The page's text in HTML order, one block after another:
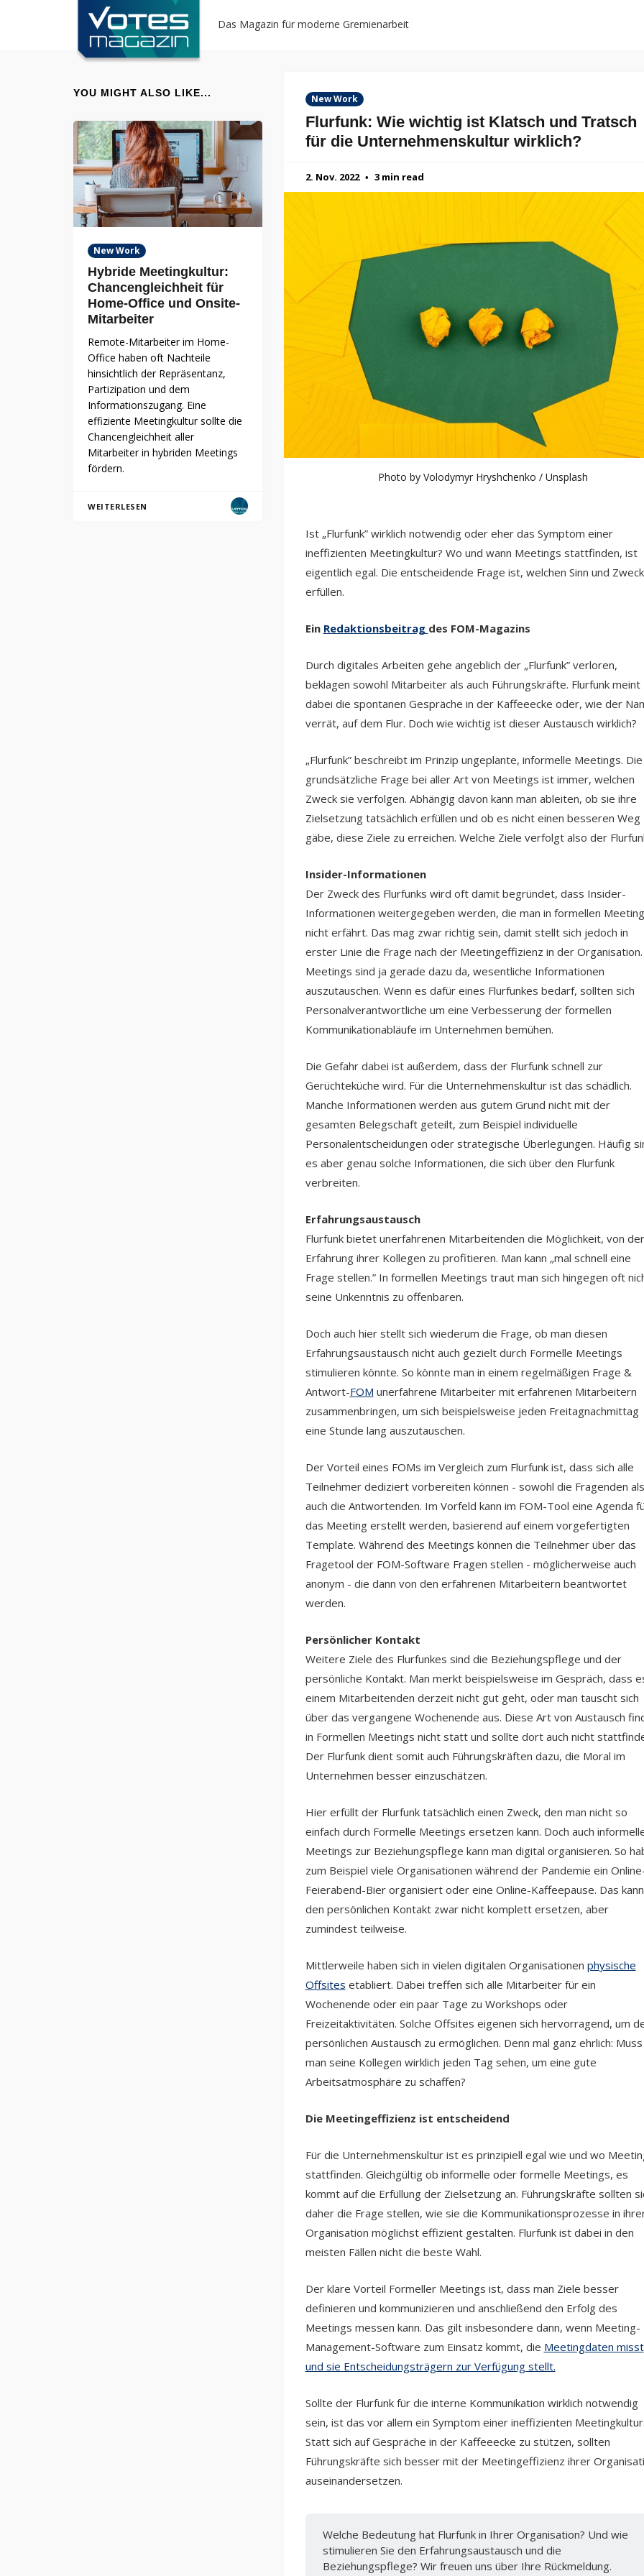
Das Magazin für moderne Gremienarbeit
New Work
Flurfunk: Wie wichtig ist Klatsch und Tratsch
für die Unternehmenskultur wirklich?
2. Nov. 2022 3 min read
Photo by Volodymyr Hryshchenko / Unsplash
Ist „Flurfunk” wirklich notwendig oder eher das Symptom einer
ineffizienten Meetingkultur? Wo und wann Meetings stattfinden, ist
eigentlich egal. Die entscheidende Frage ist, welchen Sinn und
erfüllen.
Ein Redaktionsbeitrag des FOM-Magazins
Durch digitales Arbeiten gehe angeblich der „Flurfunk” verloren,
beklagen sowohl Mitarbeiter als auch Führungskräfte. Flurfunk meint
dabei die spontanen Gespräche in der Kaffeeecke oder, wie der
verrät, auf dem Flur. Doch wie wichtig ist dieser Austausch wirklich?
„Flurfunk” beschreibt im Prinzip ungeplante, informelle Meetings. Die
grundsätzliche Frage bei aller Art von Meetings ist immer, welchen
Zweck sie verfolgen. Abhängig davon kann man ableiten, ob sie ihre
Zielsetzung tatsächlich erfüllen und ob es nicht einen besseren Weg
gäbe, diese Ziele zu erreichen. Welche Ziele verfolgt also der
Insider-Informationen
Der Zweck des Flurfunks wird oft damit begründet, dass Insider-
Informationen weitergegeben werden, die man in formellen
nicht erfährt. Das mag zwar richtig sein, damit stellt sich jedoch in
erster Linie die Frage nach der Meetingeffizienz in der Organisation.
Meetings sind ja gerade dazu da, wesentliche Informationen
auszutauschen. Wenn es dafür eines Flurfunkes bedarf, sollten sich
Personalverantwortliche um eine Verbesserung der formellen
Kommunikationabläufe im Unternehmen bemühen.
Die Gefahr dabei ist außerdem, dass der Flurfunk schnell zur
Gerüchteküche wird. Für die Unternehmenskultur ist das schädlich.
Manche Informationen werden aus gutem Grund nicht mit der
gesamten Belegschaft geteilt, zum Beispiel individuelle
Personalentscheidungen oder strategische Überlegungen. Häufig
es aber genau solche Informationen, die sich über den Flurfunk
verbreiten.
Erfahrungsaustausch
Flurfunk bietet unerfahrenen Mitarbeitenden die Möglichkeit, von der
Erfahrung ihrer Kollegen zu profitieren. Man kann „mal schnell eine
Frage stellen.” In formellen Meetings traut man sich hingegen oft
seine Unkenntnis zu offenbaren.
Doch auch hier stellt sich wiederum die Frage, ob man diesen
Erfahrungsaustausch nicht auch gezielt durch Formelle Meetings
stimulieren könnte. So könnte man in einem regelmäßigen Frage &
Antwort-FOM unerfahrene Mitarbeiter mit erfahrenen Mitarbeitern
zusammenbringen, um sich beispielsweise jeden Freitagnachmittag
eine Stunde lang auszutauschen.
Der Vorteil eines FOMs im Vergleich zum Flurfunk ist, dass sich alle
Teilnehmer dediziert vorbereiten können - sowohl die Fragenden als
auch die Antwortenden. Im Vorfeld kann im FOM-Tool eine Agenda
das Meeting erstellt werden, basierend auf einem vorgefertigten
Template. Während des Meetings können die Teilnehmer über das
Fragetool der FOM-Software Fragen stellen - möglicherweise auch
anonym - die dann von den erfahrenen Mitarbeitern beantwortet
werden.
Persönlicher Kontakt
Weitere Ziele des Flurfunkes sind die Beziehungspflege und der
persönliche Kontakt. Man merkt beispielsweise im Gespräch, dass
einem Mitarbeitenden derzeit nicht gut geht, oder man tauscht sich
über das vergangene Wochenende aus. Diese Art von Austausch
in Formellen Meetings nicht statt und sollte dort auch nicht
Der Flurfunk dient somit auch Führungskräften dazu, die Moral im
Unternehmen besser einzuschätzen.
Hier erfüllt der Flurfunk tatsächlich einen Zweck, den man nicht so
einfach durch Formelle Meetings ersetzen kann. Doch auch
Meetings zur Beziehungspflege kann man digital organisieren. So
zum Beispiel viele Organisationen während der Pandemie ein
Feierabend-Bier organisiert oder eine Online-Kaffeepause. Das kann
den persönlichen Kontakt zwar nicht komplett ersetzen, aber
zumindest teilweise.
Mittlerweile haben sich in vielen digitalen Organisationen physische
Offsites etabliert. Dabei treffen sich alle Mitarbeiter für ein
Wochenende oder ein paar Tage zu Workshops oder
Freizeitaktivitäten. Solche Offsites eigenen sich hervorragend, um
persönlichen Austausch zu ermöglichen. Denn mal ganz ehrlich: Muss
man seine Kollegen wirklich jeden Tag sehen, um eine gute
Arbeitsatmosphäre zu schaffen?
Die Meetingeffizienz ist entscheidend
Für die Unternehmenskultur ist es prinzipiell egal wie und wo
stattfinden. Gleichgültig ob informelle oder formelle Meetings, es
kommt auf die Erfüllung der Zielsetzung an. Führungskräfte sollten
daher die Frage stellen, wie sie die Kommunikationsprozesse in
Organisation möglichst effizient gestalten. Flurfunk ist dabei in den
meisten Fällen nicht die beste Wahl.
Der klare Vorteil Formeller Meetings ist, dass man Ziele besser
definieren und kommunizieren und anschließend den Erfolg des
Meetings messen kann. Das gilt insbesondere dann, wenn Meeting-
Management-Software zum Einsatz kommt, die Meetingdaten misst
und sie Entscheidungsträgern zur Verfügung stellt.
Sollte der Flurfunk für die interne Kommunikation wirklich notwendig
sein, ist das vor allem ein Symptom einer ineffizienten
Statt sich auf Gespräche in der Kaffeeecke zu stützen, sollten
Führungskräfte sich besser mit der Meetingeffizienz ihrer
auseinandersetzen.
Welche Bedeutung hat Flurfunk in Ihrer Organisation? Und wie
stimulieren Sie den Erfahrungsaustausch und die
Beziehungspflege? Wir freuen uns über Ihre Rückmeldung.
YOU MIGHT ALSO LIKE...
New Work
Hybride Meetingkultur:
Chancengleichheit für
Home-Office und Onsite-
Mitarbeiter
Remote-Mitarbeiter im Home-
Office haben oft Nachteile
hinsichtlich der Repräsentanz,
Partizipation und dem
Informationszugang. Eine
effiziente Meetingkultur sollte die
Chancengleichheit aller
Mitarbeiter in hybriden Meetings
fördern.
WEITERLESEN